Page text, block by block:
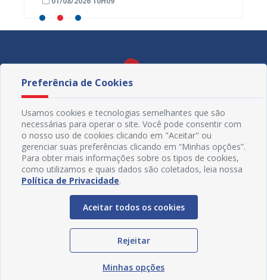
Redes Sociais
Preferência de Cookies
Usamos cookies e tecnologias semelhantes que são
necessárias para operar o site. Você pode consentir com
o nosso uso de cookies clicando em "Aceitar" ou
gerenciar suas preferências clicando em “Minhas opções”.
Para obter mais informações sobre os tipos de cookies,
como utilizamos e quais dados são coletados, leia nossa
Política de Privacidade.
Aceitar todos os cookies
Rejeitar
Minhas opções